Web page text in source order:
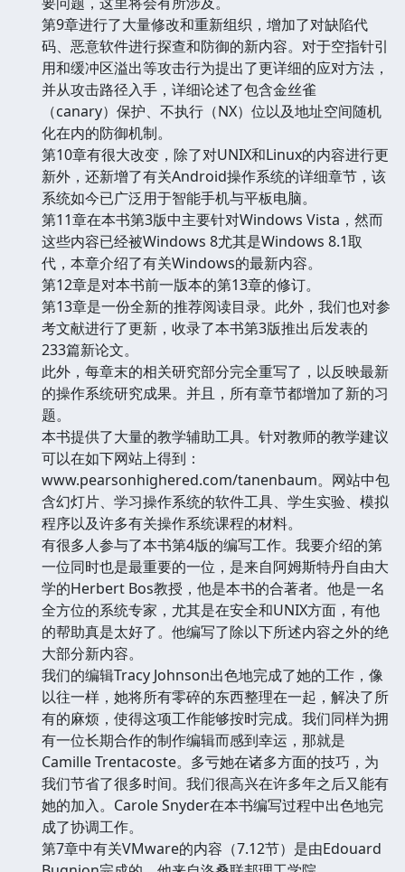
第9章进行了大量修改和重新组织，增加了对缺陷代
码、恶意软件进行探查和防御的新内容。对于空指针引
用和缓冲区溢出等攻击行为提出了更详细的应对方法，
并从攻击路径入手，详细论述了包含金丝雀
（canary）保护、不执行（NX）位以及地址空间随机
化在内的防御机制。
第10章有很大改变，除了对UNIX和Linux的内容进行更
新外，还新增了有关Android操作系统的详细章节，该
系统如今已广泛用于智能手机与平板电脑。
第11章在本书第3版中主要针对Windows Vista，然而
这些内容已经被Windows 8尤其是Windows 8.1取
代，本章介绍了有关Windows的最新内容。
第12章是对本书前一版本的第13章的修订。
第13章是一份全新的推荐阅读目录。此外，我们也对参
考文献进行了更新，收录了本书第3版推出后发表的
233篇新论文。
此外，每章末的相关研究部分完全重写了，以反映最新
的操作系统研究成果。并且，所有章节都增加了新的习
题。
本书提供了大量的教学辅助工具。针对教师的教学建议
可以在如下网站上得到：
www.pearsonhighered.com/tanenbaum。网站中包
含幻灯片、学习操作系统的软件工具、学生实验、模拟
程序以及许多有关操作系统课程的材料。
有很多人参与了本书第4版的编写工作。我要介绍的第
一位同时也是最重要的一位，是来自阿姆斯特丹自由大
学的Herbert Bos教授，他是本书的合著者。他是一名
全方位的系统专家，尤其是在安全和UNIX方面，有他
的帮助真是太好了。他编写了除以下所述内容之外的绝
大部分新内容。
我们的编辑Tracy Johnson出色地完成了她的工作，像
以往一样，她将所有零碎的东西整理在一起，解决了所
有的麻烦，使得这项工作能够按时完成。我们同样为拥
有一位长期合作的制作编辑而感到幸运，那就是
Camille Trentacoste。多亏她在诸多方面的技巧，为
我们节省了很多时间。我们很高兴在许多年之后又能有
她的加入。Carole Snyder在本书编写过程中出色地完
成了协调工作。
第7章中有关VMware的内容（7.12节）是由Edouard